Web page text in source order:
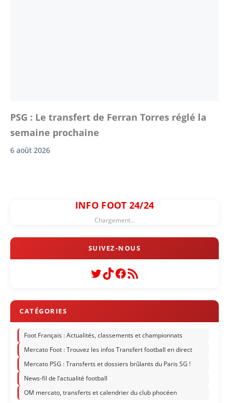
PSG : Le transfert de Ferran Torres réglé la
semaine prochaine
6 août 2026
INFO FOOT 24/24
Chargement...
Twitter
TikTok
Facebook
Flux RSS
Foot Français : Actualités, classements et championnats
Mercato Foot : Trouvez les infos Transfert football en direct
Mercato PSG : Transferts et dossiers brûlants du Paris SG !
News-fil de l’actualité football
OM mercato, transferts et calendrier du club phocéen